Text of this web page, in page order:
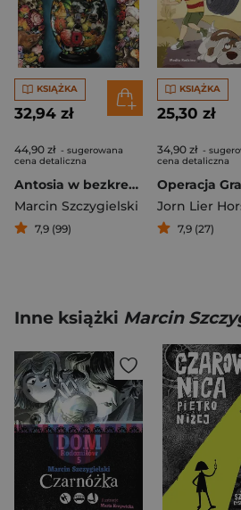
KSIĄŻKA
32,94 zł
44,90 zł - sugerowana
cena detaliczna
Antosia w bezkresie
Marcin Szczygielski
7,9 (99)
KSIĄŻKA
25,30 zł
34,90 zł -
cena detaliczna
Jorn Lier
7,9 (27)
Inne książki Marcin